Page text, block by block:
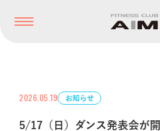
2026.05.19 お知らせ
5/17（日）ダンス発表会が